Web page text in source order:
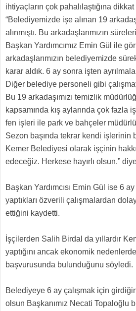
ihtiyaçların çok pahalılaştığına
“Belediyemizde işe alınan 19
alınmıştı. Bu arkadaşlarımızın
Başkan Yardımcımız Emin Gül ile
arkadaşlarımızın belediyemizde
karar aldık. 6 ay sonra işten
Diğer belediye personeli gibi
Bu 19 arkadaşımızı temizlik
kapsamında kış aylarında çok fazla
fen işleri ile park ve bahçeler
Sezon başında tekrar kendi işlerinin
Kemer Belediyesi olarak işçinin
edeceğiz. Herkese hayırlı olsun.”
Başkan Yardımcısı Emin Gül ise 6
yaptıkları özverili çalışmalardan
ettiğini kaydetti.
İşçilerden Salih Birdal da yıllardır
yaptığını ancak ekonomik
başvurusunda bulunduğunu söyledi.
Belediyeye 6 ay çalışmak için
olsun Başkanımız Necati Topaloğlu